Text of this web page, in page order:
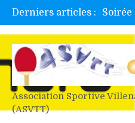
Derniers articles :
Alex
Titres
Association Sportive
(ASVTT)